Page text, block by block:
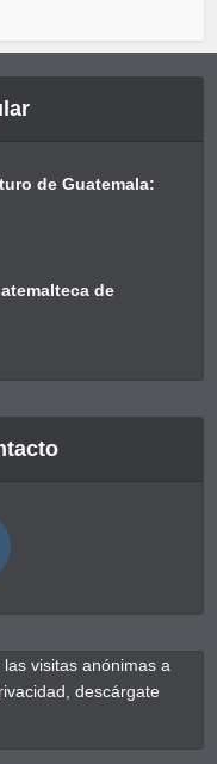
de Guatemala:
de
visitas anónimas a
descárgate